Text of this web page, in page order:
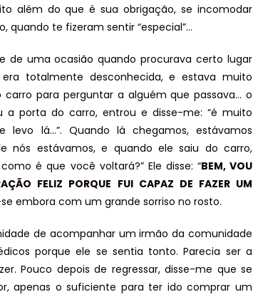
além do que é sua obrigação, se incomodar
quando te fizeram sentir “especial”…
de uma ocasião quando procurava certo lugar
totalmente desconhecida, e estava muito
carro para perguntar a alguém que passava… o
a porta do carro, entrou e disse-me: “é muito
levo lá…”. Quando lá chegamos, estávamos
nós estávamos, e quando ele saiu do carro,
é que você voltará?” Ele disse: “BEM, VOU
FELIZ PORQUE FUI CAPAZ DE FAZER UM
se embora com um grande sorriso no rosto.
de acompanhar um irmão da comunidade
porque ele se sentia tonto. Parecia ser a
Pouco depois de regressar, disse-me que se
apenas o suficiente para ter ido comprar um